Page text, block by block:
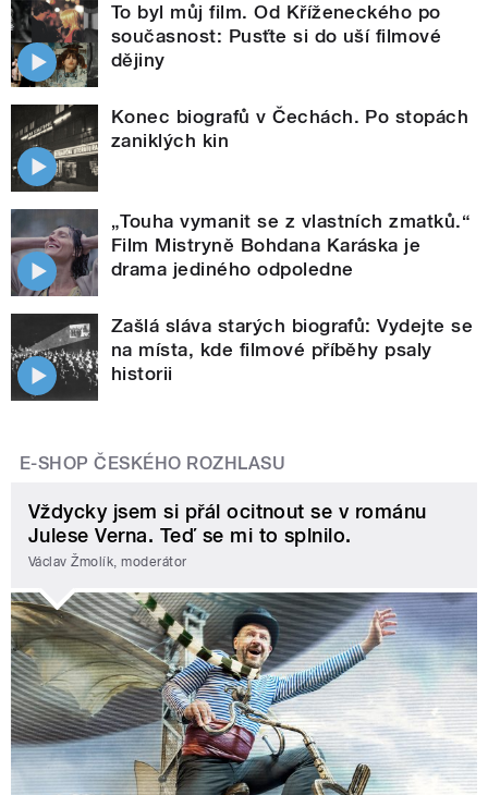
To byl můj film. Od Kříženeckého po
současnost: Pusťte si do uší filmové
dějiny
Konec biografů v Čechách. Po stopách
zaniklých kin
„Touha vymanit se z vlastních zmatků.“
Film Mistryně Bohdana Karáska je
drama jediného odpoledne
Zašlá sláva starých biografů: Vydejte se
na místa, kde filmové příběhy psaly
historii
E-SHOP ČESKÉHO ROZHLASU
Vždycky jsem si přál ocitnout se v románu
Julese Verna. Teď se mi to splnilo.
Václav Žmolík, moderátor